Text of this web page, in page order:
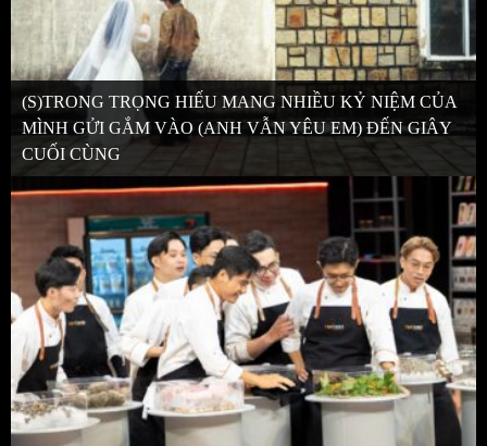
(S)TRONG TRỌNG HIẾU MANG NHIỀU KỶ NIỆM CỦA
MÌNH GỬI GẮM VÀO (ANH VẪN YÊU EM) ĐẾN GIÂY
CUỐI CÙNG